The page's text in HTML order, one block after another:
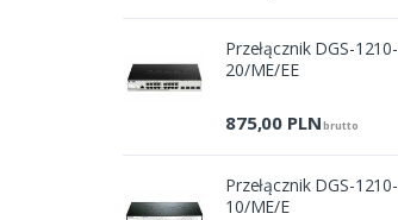
Przełącznik DGS-1210-
20/ME/EE
875,00 PLNbrutto
Przełącznik DGS-1210-
10/ME/E